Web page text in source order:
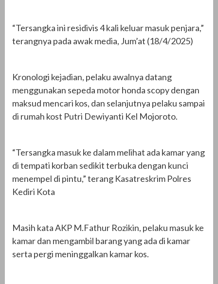
“Tersangka ini residivis 4 kali keluar masuk penjara,”
terangnya pada awak media, Jum’at (18/4/2025)
Kronologi kejadian, pelaku awalnya datang
menggunakan sepeda motor honda scopy dengan
maksud mencari kos, dan selanjutnya pelaku sampai
di rumah kost Putri Dewiyanti Kel Mojoroto.
“Tersangka masuk ke dalam melihat ada kamar yang
di tempati korban sedikit terbuka dengan kunci
menempel di pintu,” terang Kasatreskrim Polres
Kediri Kota
Masih kata AKP M.Fathur Rozikin, pelaku masuk ke
kamar dan mengambil barang yang ada di kamar
serta pergi meninggalkan kamar kos.